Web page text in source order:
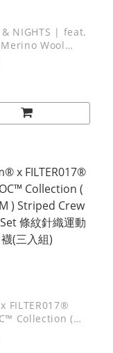
& NIGHTS | feat.
Wool
FILTER017®
Collection (
條紋針織運動襪